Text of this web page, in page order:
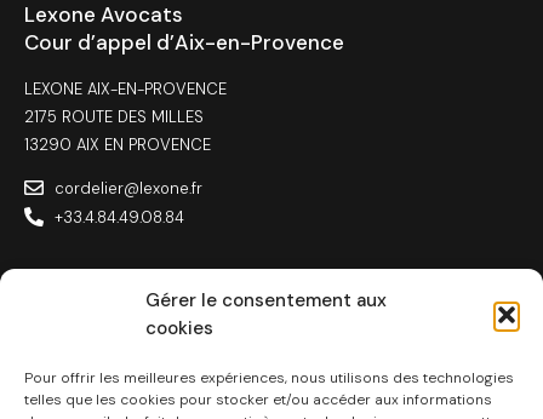
Gérer le consentement aux
cookies
Pour offrir les meilleures expériences, nous utilisons des technologies
telles que les cookies pour stocker et/ou accéder aux informations
Lexone Avocats
Cour d’appel d’Aix-en-Provence
LEXONE AIX-EN-PROVENCE
2175 ROUTE DES MILLES
13290 AIX EN PROVENCE
cordelier@lexone.fr
+33.4.84.49.08.84
Toulouse